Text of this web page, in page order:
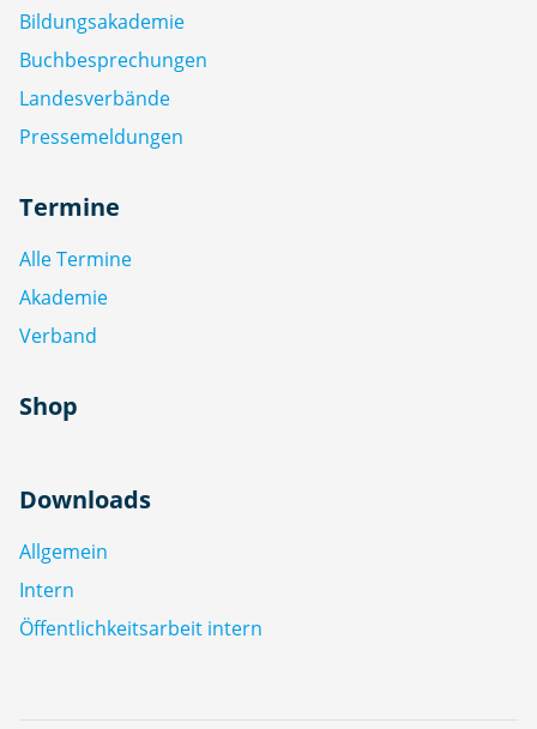
Bildungsakademie
Buchbesprechungen
Landesverbände
Pressemeldungen
Termine
Alle Termine
Akademie
Verband
Shop
Downloads
Allgemein
Intern
Öffentlichkeitsarbeit intern